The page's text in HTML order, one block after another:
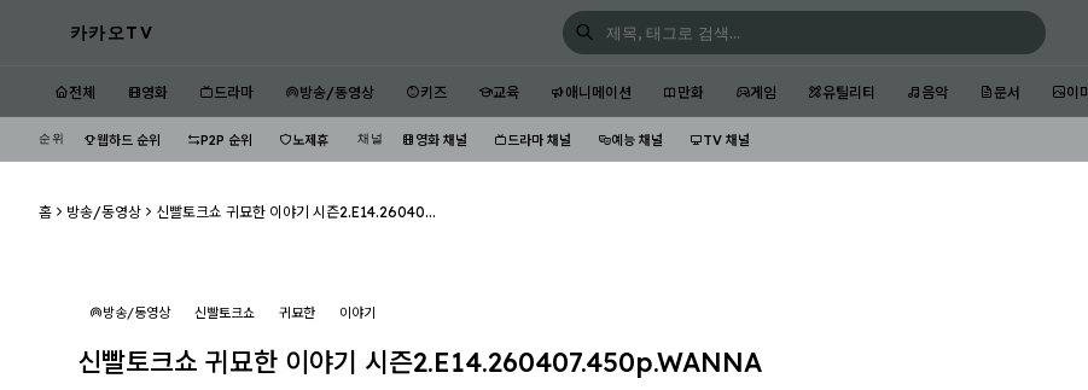
카카오TV
전체 영화 드라마 방송/동영상 키즈 교육 애니메이션 만화 게임 유틸리티 음악 문서 이
순위 웹하드 순위 P2P 순위 노제휴 채널 영화 채널 드라마 채널 예능 채널 TV 채널
홈 방송/동영상 신빨토크쇼 귀묘한 이야기 시즌2.E14.26040...
방송/동영상 신빨토크쇼 귀묘한 이야기
신빨토크쇼 귀묘한 이야기 시즌2.E14.260407.450p.WANNA